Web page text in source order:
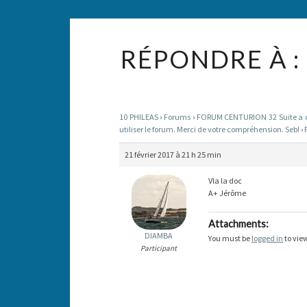
RÉPONDRE À
10 PHILEAS › Forums › FORUM CENTURION 32
utiliser le forum. Merci de votre compréhension. Seb! ›
21 février 2017 à 21 h 25 min
DIAMBA
Participant
Vla la doc
A+ Jérôme
Attachments:
You must be logged in to